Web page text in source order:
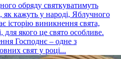
обряду святкуватимуть
кажуть у народі, Яблучного
історію виникнення свята,
для якого це свято особливе.
Господнє – одне з
свят у році...